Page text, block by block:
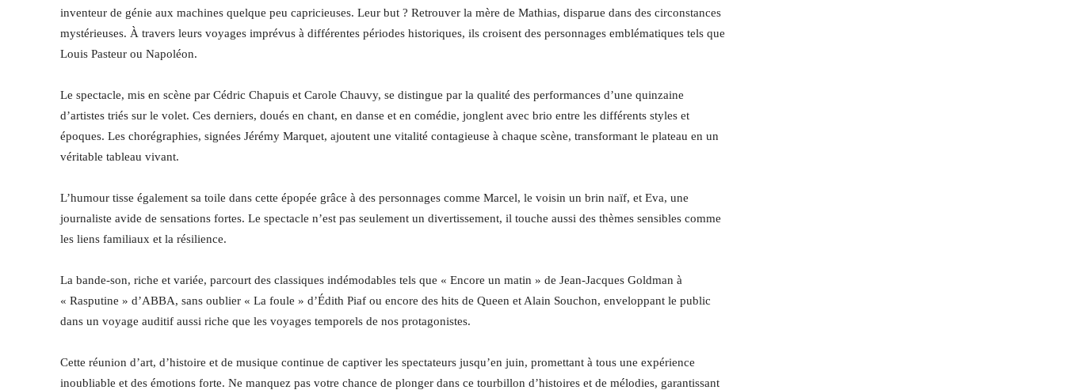
inventeur de génie aux machines quelque peu capricieuses. Leur but ? Retrouver la mère de Mathias, disparue dans des circonstances
mystérieuses. À travers leurs voyages imprévus à différentes périodes historiques, ils croisent des personnages emblématiques tels que
Louis Pasteur ou Napoléon.
Le spectacle, mis en scène par Cédric Chapuis et Carole Chauvy, se distingue par la qualité des performances d’une quinzaine
d’artistes triés sur le volet. Ces derniers, doués en chant, en danse et en comédie, jonglent avec brio entre les différents styles et
époques. Les chorégraphies, signées Jérémy Marquet, ajoutent une vitalité contagieuse à chaque scène, transformant le plateau en un
véritable tableau vivant.
L’humour tisse également sa toile dans cette épopée grâce à des personnages comme Marcel, le voisin un brin naïf, et Eva, une
journaliste avide de sensations fortes. Le spectacle n’est pas seulement un divertissement, il touche aussi des thèmes sensibles comme
les liens familiaux et la résilience.
La bande-son, riche et variée, parcourt des classiques indémodables tels que « Encore un matin » de Jean-Jacques Goldman à
« Rasputine » d’ABBA, sans oublier « La foule » d’Édith Piaf ou encore des hits de Queen et Alain Souchon, enveloppant le public
dans un voyage auditif aussi riche que les voyages temporels de nos protagonistes.
Cette réunion d’art, d’histoire et de musique continue de captiver les spectateurs jusqu’en juin, promettant à tous une expérience
inoubliable et des émotions forte. Ne manquez pas votre chance de plonger dans ce tourbillon d’histoires et de mélodies, garantissant